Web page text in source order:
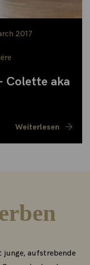
2017
Colette aka
Weiterlesen
aufstrebende